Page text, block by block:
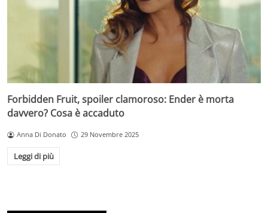
Forbidden Fruit, spoiler clamoroso: Ender è morta
davvero? Cosa è accaduto
Anna Di Donato 29 Novembre 2025
Leggi di più